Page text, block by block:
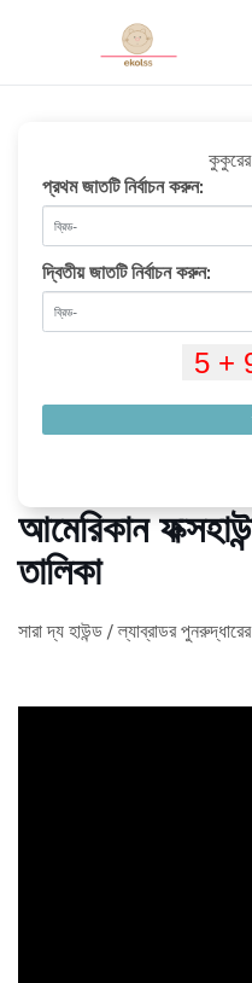
প্রথম জাতটি নির্বাচন করুন:
দ্বিতীয় জাতটি নির্বাচন করুন:
আমেরিকান
তালিকা
সারা দ্য হাউন্ড / ল্যাব্রাডর